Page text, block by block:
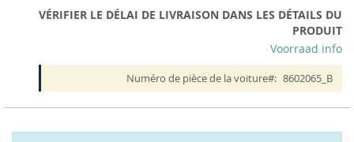
galleryVÉRIFIER LE DÉLAI DE LIVRAISON DANS LES DÉTAILS DU
PRODUIT
Voorraad info
Numéro de pièce de la voiture 8602065_B